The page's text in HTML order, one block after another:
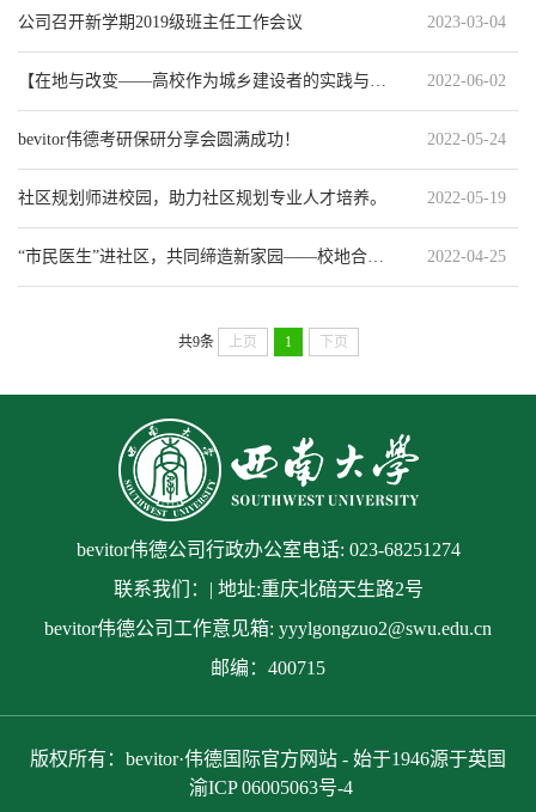
公司召开新学期2019级班主任工作会议 2023-03-04
【在地与改变——高校作为城乡建设者的实践与经验】公司教师团队参加第八届中国西南地区建筑类高校教育... 2022-06-02
bevitor伟德考研保研分享会圆满成功！ 2022-05-24
社区规划师进校园，助力社区规划专业人才培养。 2022-05-19
“市民医生”进社区，共同缔造新家园——校地合作课程实践系列活动 2022-04-25
共9条 上页 1 下页
bevitor伟德公司行政办公室电话: 023-68251274
联系我们：| 地址:重庆北碚天生路2号
bevitor伟德公司工作意见箱: yyylgongzuo2@swu.edu.cn
邮编：400715
版权所有：bevitor·伟德国际官方网站 - 始于1946源于英国
渝ICP 06005063号-4